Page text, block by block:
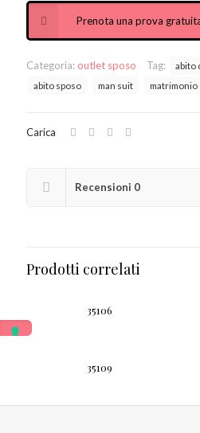
Prenota una prova
Categoria: outlet sposo Tag:
abito
abito sposo
man suit matrimonio
Carica
Recensioni 0
Prodotti correlati
35106
35109